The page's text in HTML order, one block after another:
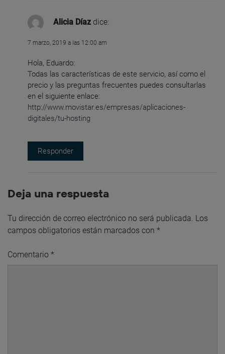
Alicia Díaz dice:
7 marzo, 2019 a las 12:00 am
Hola, Eduardo:
Todas las características de este servicio, así como el
precio y las preguntas frecuentes puedes consultarlas
en el siguiente enlace:
http://www.movistar.es/empresas/aplicaciones-
digitales/tu-hosting
Responder
Deja una respuesta
Tu dirección de correo electrónico no será publicada. Los
campos obligatorios están marcados con *
Comentario *